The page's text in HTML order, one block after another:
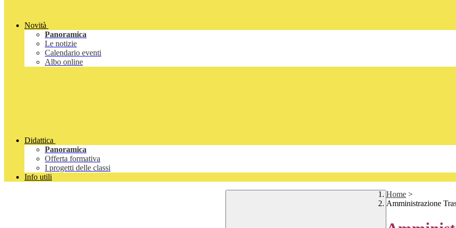
Novità
Panoramica
Le notizie
Calendario eventi
Albo online
Didattica
Panoramica
Offerta formativa
I progetti delle classi
Info utili
Home >
Amministrazione